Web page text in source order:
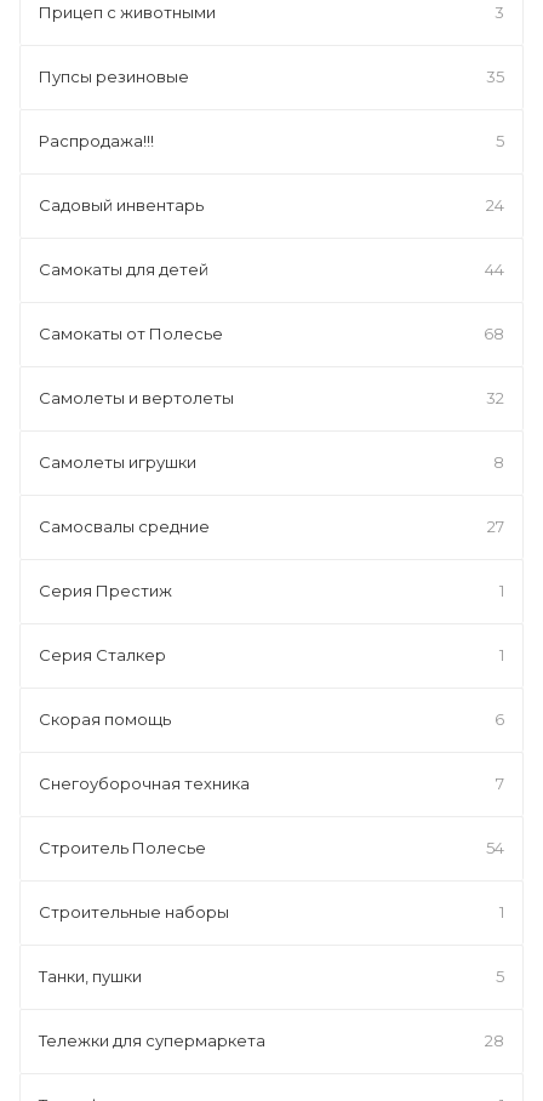
Прицеп с животными 3
Пупсы резиновые 35
Распродажа!!! 5
Садовый инвентарь 24
Самокаты для детей 44
Самокаты от Полесье 68
Самолеты и вертолеты 32
Самолеты игрушки 8
Самосвалы средние 27
Серия Престиж 1
Серия Сталкер 1
Скорая помощь 6
Снегоуборочная техника 7
Строитель Полесье 54
Строительные наборы 1
Танки, пушки 5
Тележки для супермаркета 28